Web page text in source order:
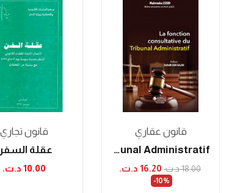
قانون تجاري
عقلة
10.00 د.ت.‏
قانون عقاري
La Fonction Consultative Du Tribunal Administratif
18.00 د.ت.‏ 16.20 د.ت.‏
‎-10%